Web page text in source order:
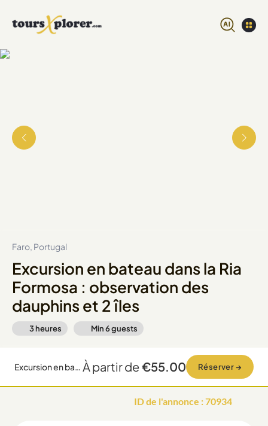
Faro, Portugal
Excursion en bateau dans la Ria
Formosa : observation des
dauphins et 2 îles
3 heures Min6guests
Excursion en bateau dans la Ria Formosa : observation des dauphins et 2 îles À partir de€55.00 Réserver →
ID de l'annonce :70934